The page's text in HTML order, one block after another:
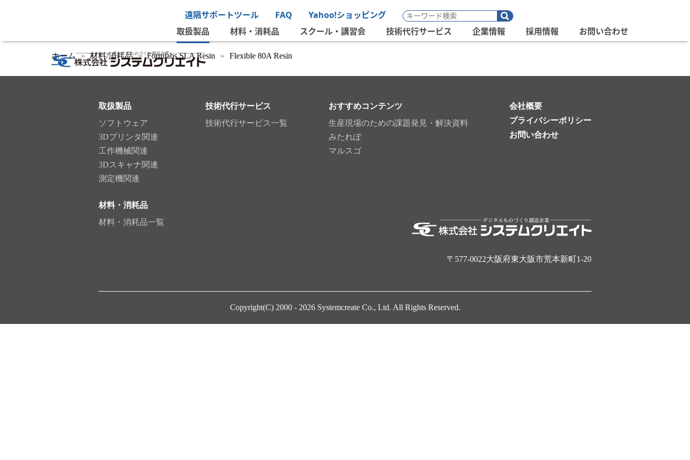
遠隔サポートツール FAQ
Yahoo!ショッピング
取扱製品
材料・消耗品 スクール・講習会 技術代行サービス 企業情報 採用情報 お問い合わせ
ホーム 材料/消耗品 Formlabs SLA Resin Flexible 80A Resin
取扱製品
ソフトウェア
3Dプリンタ関連
工作機械関連
3Dスキャナ関連
測定機関連
材料・消耗品
材料・消耗品一覧
技術代行サービス
技術代行サービス一覧
おすすめコンテンツ
生産現場のための課題発見・解決資料
みたれぽ
マルスゴ
会社概要
プライバシーポリシー
お問い合わせ
〒577-0022大阪府東大阪市荒本新町1-20
Copyright(C) 2000 - 2026 Systemcreate Co., Ltd. All Rights Reserved.